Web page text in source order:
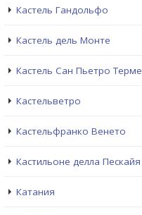
Кастель Гандольфо
Кастель дель Монте
Кастель Сан Пьетро Терме
Кастельветро
Кастельфранко Венето
Кастильоне делла Пескайя
Катания